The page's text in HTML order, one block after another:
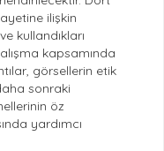
ilişkin
kullandıkları
kapsamında
görsellerin etik
sonraki
öz
yardımcı